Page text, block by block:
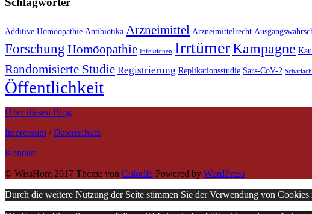
Additive Homöopathie Antibiotika Arzneimittel Arzneimittelrecht
Forschung Homöopathie Infektionen IrrtümerKampagne
Randomisierte Studie Registrierung Replikationsstudie Sars-CoV-2 Scharlach
Öffentlichkeit
Über diesen Blog
Impressum /Datenschutz
Kontakt
© WissHom 2017 Theme von Colorlib Powered by WordPress
Durch die weitere Nutzung der Seite stimmen Sie der Verwendung von Cookies